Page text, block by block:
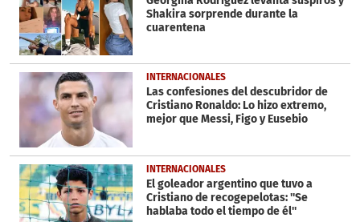
Shakira sorprende durante la
cuarentena
INTERNACIONALES
Las confesiones del descubridor de
Cristiano Ronaldo: Lo hizo extremo,
mejor que Messi, Figo y Eusebio
INTERNACIONALES
El goleador argentino que tuvo a
Cristiano de recogepelotas: ''Se
hablaba todo el tiempo de él''